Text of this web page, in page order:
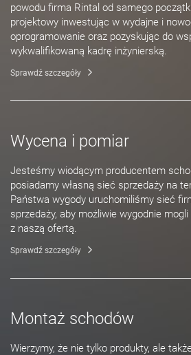
powodu firma Rintal od samego
projektowy inwestując w wydajne i
oprogramowanie oraz pozyskując do
wykwalifikowaną kadrę inżynierską.
Sprawdź szczegóły
Wycena i pomiar
Jesteśmy wiodącym producentem
posiadamy własną sieć sprzedaży na
Państwa wygody uruchomiliśmy sieć
sprzedaży, aby możliwie wygodnie
z naszą ofertą.
Sprawdź szczegóły
Montaż schodów
Wierzymy, że nie tylko produkty, ale